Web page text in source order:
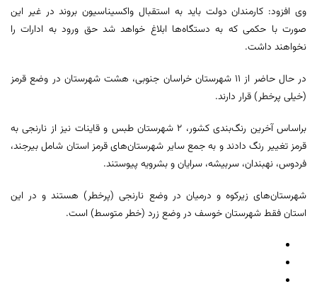
وی افزود: کارمندان دولت باید به استقبال واکسیناسیون بروند در غیر این
صورت با حکمی که به دستگاه‌ها ابلاغ خواهد شد حق ورود به ادارات را
نخواهند داشت.
در حال حاضر از ۱۱ شهرستان خراسان جنوبی، هشت شهرستان در وضع قرمز
(خیلی پرخطر) قرار دارند.
براساس آخرین رنگ‌بندی کشور، ۲ شهرستان طبس و قاینات نیز از نارنجی به
قرمز تغییر رنگ دادند و به جمع سایر شهرستان‌های قرمز استان شامل بیرجند،
فردوس، نهبندان، سربیشه، سرایان و بشرویه پیوستند.
شهرستان‌های زیرکوه و درمیان در وضع نارنجی (پرخطر) هستند و در این
استان فقط شهرستان خوسف در وضع زرد (خطر متوسط) است.